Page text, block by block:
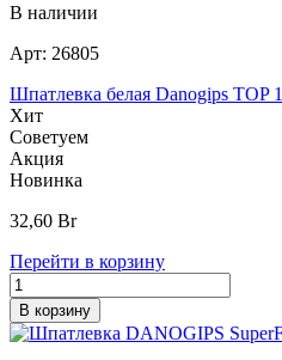
В наличии
Арт: 26805
Шпатлевка белая Danogips TOP
Хит
Советуем
Акция
Новинка
32,60 Br
Перейти в корзину
В корзину